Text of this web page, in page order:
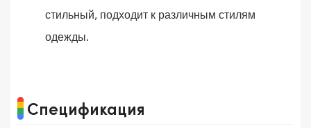
стильный, подходит к различным стилям
одежды.
Спецификация